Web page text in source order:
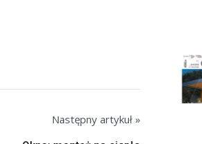
Następny artykuł »